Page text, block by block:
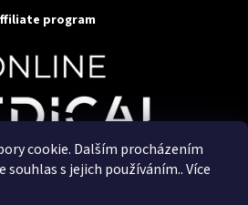
cookie. Dalším procházením
s jejich používáním.. Více
program
. Všechna práva
zajišťuje